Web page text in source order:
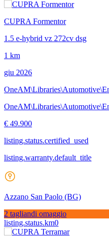
CUPRA Formentor
1.5 e-hybrid vz 272cv dsg
1 km
giu 2026
€ 49.900
listing.status.certified_used
listing.warranty.default_title
Azzano San Paolo (BG)
2 tagliandi omaggio
listing.status.km0